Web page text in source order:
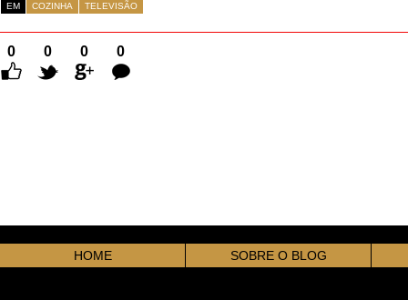
EM COZINHA TELEVISÃO
0 0 0
0
Comentários
HOME SOBRE O BLOG